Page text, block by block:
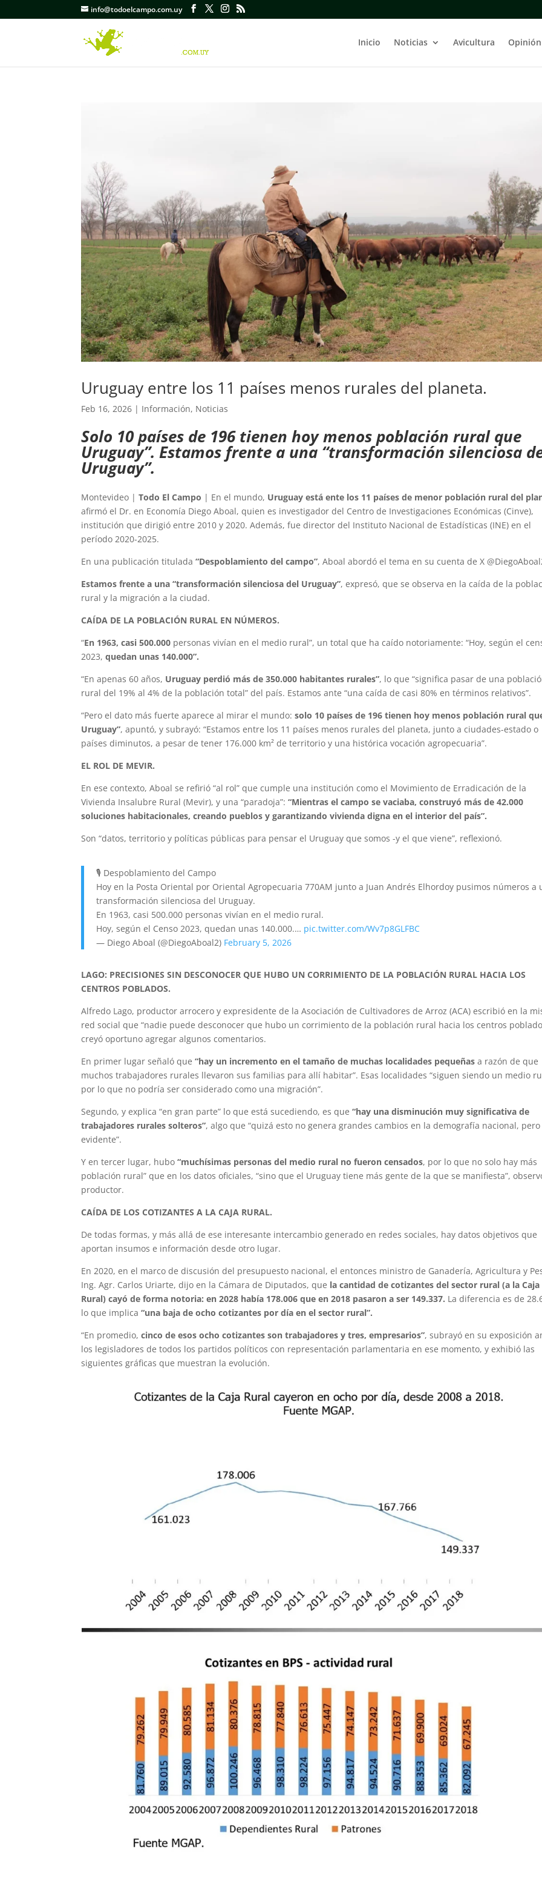
info@todoelcampo.com.uy
Inicio Noticias Avicultura Opinión
Uruguay entre los 11 países menos rurales del planeta.
Feb 16, 2026 | Información, Noticias
Solo 10 países de 196 tienen hoy menos población rural que
Uruguay”. Estamos frente a una “transformación silenciosa
Uruguay”.
Montevideo |Todo El Campo | En el mundo, Uruguay está ente los 11 países de menor población rural del
afirmó el Dr. en Economía Diego Aboal, quien es investigador del Centro de Investigaciones Económicas (Cinve),
institución que dirigió entre 2010 y 2020. Además, fue director del Instituto Nacional de Estadísticas (INE) en el
período 2020-2025.
En una publicación titulada“Despoblamiento del campo”, Aboal abordó el tema en su cuenta de X
Estamos frente a una “transformación silenciosa del Uruguay”, expresó, que se observa en la caída de la
rural y la migración a la ciudad.
CAÍDA DE LA POBLACIÓN RURAL EN NÚMEROS.
“En 1963, casi 500.000 personas vivían en el medio rural”, un total que ha caído notoriamente: “Hoy, según el
2023,quedan unas 140.000”.
“En apenas 60 años, Uruguay perdió más de 350.000 habitantes rurales”, lo que “significa pasar de una
rural del 19% al 4% de la población total” del país. Estamos ante “una caída de casi 80% en términos relativos”.
“Pero el dato más fuerte aparece al mirar el mundo:solo 10 países de 196 tienen hoy menos población rural
Uruguay”, apuntó, y subrayó: “Estamos entre los 11 países menos rurales del planeta, junto a ciudades-estado o
países diminutos, a pesar de tener 176.000 km² de territorio y una histórica vocación agropecuaria”.
EL ROL DE MEVIR.
En ese contexto, Aboal se refirió “al rol” que cumple una institución como el Movimiento de Erradicación de la
Vivienda Insalubre Rural (Mevir), y una “paradoja”:“Mientras el campo se vaciaba, construyó más de 42.000
soluciones habitacionales, creando pueblos y garantizando vivienda digna en el interior del país”.
Son “datos, territorio y políticas públicas para pensar el Uruguay que somos -y el que viene”, reflexionó.
🎙️ Despoblamiento del Campo
Hoy en la Posta Oriental por Oriental Agropecuaria 770AM junto a Juan Andrés Elhordoy pusimos números a
transformación silenciosa del Uruguay.
En 1963, casi 500.000 personas vivían en el medio rural.
Hoy, según el Censo 2023, quedan unas 140.000.… pic.twitter.com/Wv7p8GLFBC
— Diego Aboal (@DiegoAboal2) February 5, 2026
LAGO: PRECISIONES SIN DESCONOCER QUE HUBO UN CORRIMIENTO DE LA POBLACIÓN RURAL HACIA LOS
CENTROS POBLADOS.
Alfredo Lago, productor arrocero y expresidente de la Asociación de Cultivadores de Arroz (ACA) escribió en la
red social que “nadie puede desconocer que hubo un corrimiento de la población rural hacia los centros
creyó oportuno agregar algunos comentarios.
En primer lugar señaló que“hay un incremento en el tamaño de muchas localidades pequeñas a razón de que
muchos trabajadores rurales llevaron sus familias para allí habitar”. Esas localidades “siguen siendo un medio
por lo que no podría ser considerado como una migración”.
Segundo, y explica “en gran parte” lo que está sucediendo, es que“hay una disminución muy significativa de
trabajadores rurales solteros”, algo que “quizá esto no genera grandes cambios en la demografía nacional, pero
evidente”.
Y en tercer lugar, hubo“muchísimas personas del medio rural no fueron censados, por lo que no solo hay más
población rural” que en los datos oficiales, “sino que el Uruguay tiene más gente de la que se manifiesta”,
productor.
CAÍDA DE LOS COTIZANTES A LA CAJA RURAL.
De todas formas, y más allá de ese interesante intercambio generado en redes sociales, hay datos objetivos que
aportan insumos e información desde otro lugar.
En 2020, en el marco de discusión del presupuesto nacional, el entonces ministro de Ganadería, Agricultura y
Ing. Agr. Carlos Uriarte, dijo en la Cámara de Diputados, que la cantidad de cotizantes del sector rural (a la Caja
Rural) cayó de forma notoria: en 2028 había 178.006 que en 2018 pasaron a ser 149.337. La diferencia es de
lo que implica“una baja de ocho cotizantes por día en el sector rural”.
“En promedio,cinco de esos ocho cotizantes son trabajadores y tres, empresarios”, subrayó en su exposición
los legisladores de todos los partidos políticos con representación parlamentaria en ese momento, y exhibió las
siguientes gráficas que muestran la evolución.